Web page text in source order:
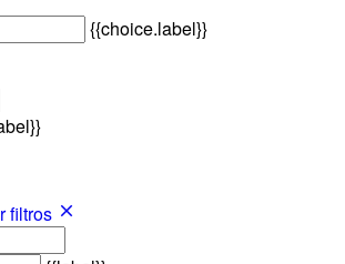
{{choice.label}}
filtros